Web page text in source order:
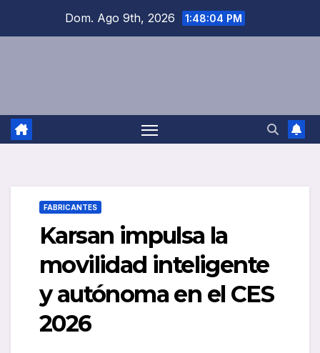
Dom. Ago 9th, 2026 1:48:05 PM
FABRICANTES
Karsan impulsa la
movilidad inteligente
y autónoma en el CES
2026